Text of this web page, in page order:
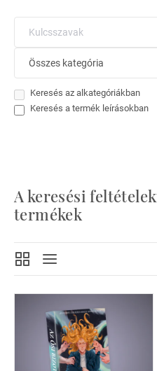
Keresés az alkategóriákban
Keresés a termék leírásokban
A keresési
termékek